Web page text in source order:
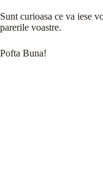
Sunt curioasa ce va iese
parerile voastre.
Pofta Buna!